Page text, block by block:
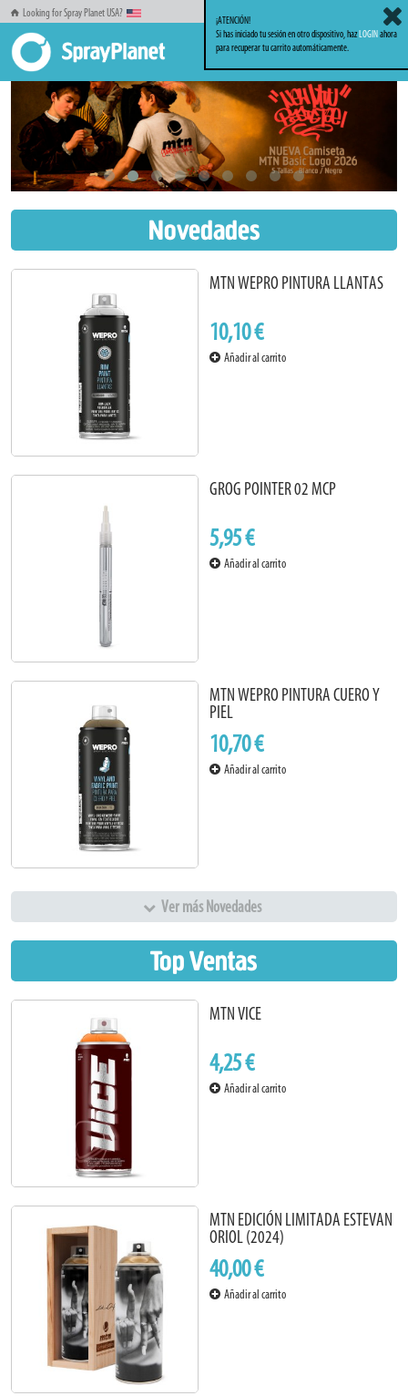
Looking for Spray Planet USA?
Novedades
MTN WEPRO PINTURA LLANTAS
10,10 €
Añadir al carrito
GROG POINTER 02 MCP
5,95 €
Añadir al carrito
MTN WEPRO PINTURA CUERO Y
PIEL
10,70 €
Añadir al carrito
Ver más Novedades
Top Ventas
MTN VICE
4,25 €
Añadir al carrito
MTN EDICIÓN LIMITADA ESTEVAN
ORIOL (2024)
40,00 €
Añadir al carrito
¡ATENCIÓN!
Si has iniciado tu sesión en otro dispositivo, hazLOGINahora
para recuperar tu carrito automáticamente.